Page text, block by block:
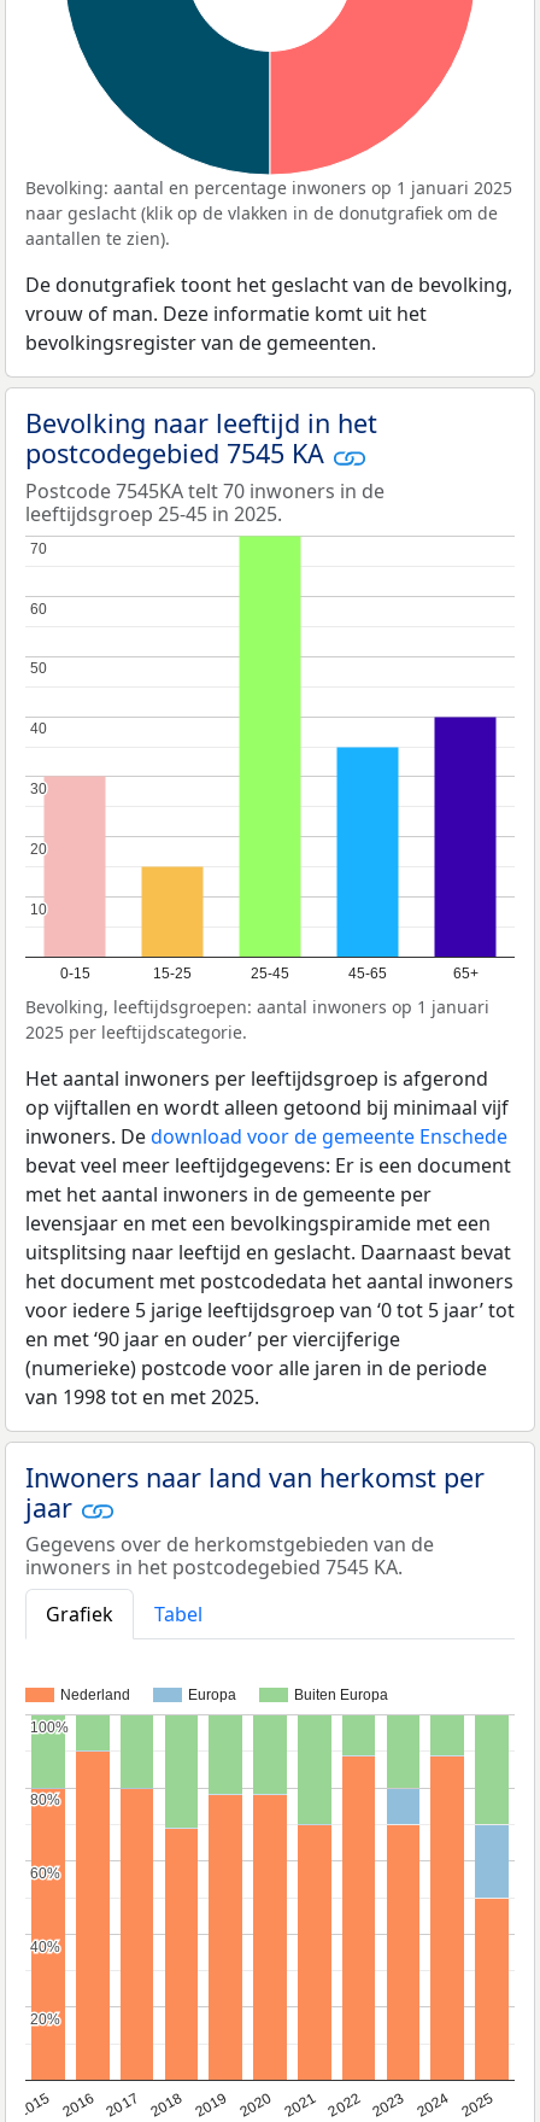
Bevolking: aantal en percentage inwoners op 1 januari 2025
naar geslacht (klik op de vlakken in de donutgrafiek om de
aantallen te zien).
De donutgrafiek toont het geslacht van de bevolking,
vrouw of man. Deze informatie komt uit het
bevolkingsregister van de gemeenten.
Bevolking naar leeftijd in het
postcodegebied 7545 KA
Postcode 7545KA telt 70 inwoners in de
leeftijdsgroep 25-45 in 2025.
0-15 15-25 25-45 45-65 65+
10
10
20
20
30
30
40
40
50
50
60
60
70
70
Bevolking, leeftijdsgroepen: aantal inwoners op 1 januari
2025 per leeftijdscategorie.
Het aantal inwoners per leeftijdsgroep is afgerond
op vijftallen en wordt alleen getoond bij minimaal vijf
inwoners. Dedownload voor de gemeente Enschede
bevat veel meer leeftijdgegevens: Er is een document
met het aantal inwoners in de gemeente per
levensjaar en met een bevolkingspiramide met een
uitsplitsing naar leeftijd en geslacht. Daarnaast bevat
het document met postcodedata het aantal inwoners
voor iedere 5 jarige leeftijdsgroep van ‘0 tot 5 jaar’ tot
en met ‘90 jaar en ouder’ per viercijferige
(numerieke) postcode voor alle jaren in de periode
van 1998 tot en met 2025.
Inwoners naar land van herkomst per
jaar
Gegevens over de herkomstgebieden van de
inwoners in het postcodegebied 7545 KA.
Grafiek
Tabel
Nederland Europa Buiten Europa
2015 2016 2017 2018 2019 2020 2021 2022 2023 2024 2025
20%
20%
40%
40%
60%
60%
80%
80%
100%
100%